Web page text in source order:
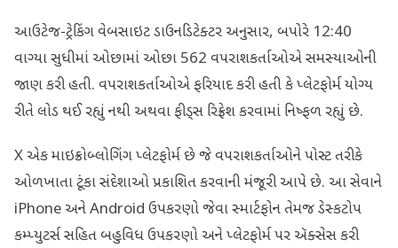
આઉટેજ-ટ્રેકિંગ વેબસાઇટ ડાઉનડિટેક્ટર અનુસાર, બપોરે 12:40
વાગ્યા સુધીમાં ઓછામાં ઓછા 562 વપરાશકર્તાઓએ સમસ્યાઓની
જાણ કરી હતી. વપરાશકર્તાઓએ ફરિયાદ કરી હતી કે પ્લેટફોર્મ યોગ્ય
રીતે લોડ થઈ રહ્યું નથી અથવા ફીડ્સ રિફ્રેશ કરવામાં નિષ્ફળ રહ્યું છે.
X એક માઇક્રોબ્લોગિંગ પ્લેટફોર્મ છે જે વપરાશકર્તાઓને પોસ્ટ તરીકે
ઓળખાતા ટૂંકા સંદેશાઓ પ્રકાશિત કરવાની મંજૂરી આપે છે. આ સેવાને
iPhone અને Android ઉપકરણો જેવા સ્માર્ટફોન તેમજ ડેસ્કટોપ
કમ્પ્યુટર્સ સહિત બહુવિધ ઉપકરણો અને પ્લેટફોર્મ પર ઍક્સેસ કરી